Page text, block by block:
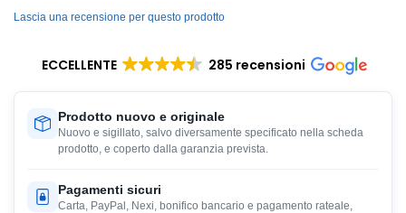
Lascia una recensione per questo prodotto
ECCELLENTE 285 recensioni
Prodotto nuovo e originale
Nuovo e sigillato, salvo diversamente specificato nella scheda
prodotto, e coperto dalla garanzia prevista.
Pagamenti sicuri
Carta, PayPal, Nexi, bonifico bancario e pagamento rateale,